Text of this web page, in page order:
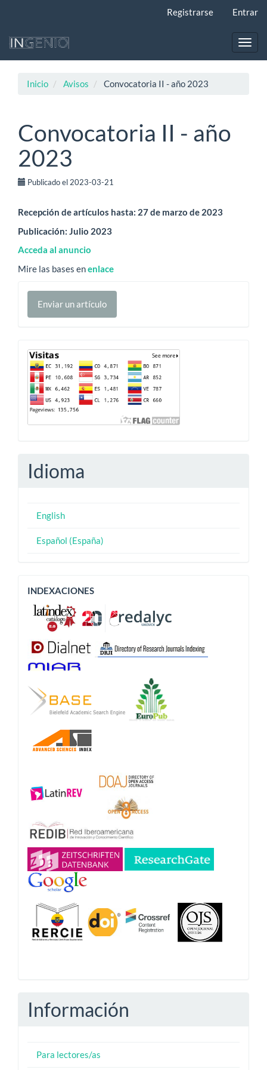
principal
Registrarse Entrar
Inicio Avisos Convocatoria II - año 2023
Convocatoria II - año
2023
Publicado el 2023-03-21
Recepción de artículos hasta: 27 de marzo de 2023
Publicación: Julio 2023
Acceda al anuncio
Mire las bases enenlace
Enviar
unEnviar un artículo
Contador
Idioma
English
Español (España)
Indexaciones
INDEXACIONES
Información
Para lectores/as